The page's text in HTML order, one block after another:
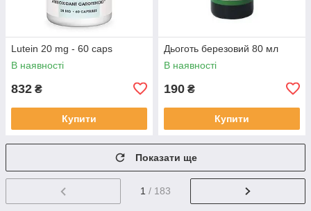
Lutein 20 mg - 60 caps
В наявності
832 ₴
Купити
Дьоготь березовий 80 мл
В наявності
190 ₴
Купити
Показати ще
1 / 183